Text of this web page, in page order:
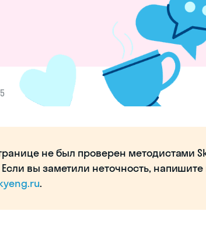
не был проверен методистами
вы заметили неточность,
.